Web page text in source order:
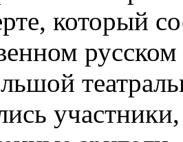
который